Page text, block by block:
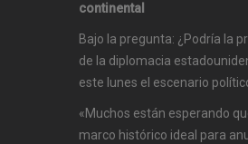
continental
Bajo la pregunta: ¿Podría la
de la diplomacia
este lunes el escenario
«Muchos están esperando
marco histórico ideal para